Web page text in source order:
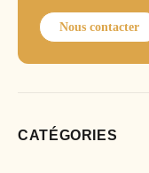
Nous contacter
CATÉGORIES